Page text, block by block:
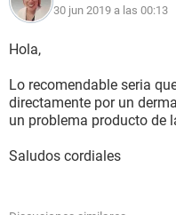
30 jun 2019 a las 00:13
Hola,
Lo recomendable seria
directamente por un
un problema producto de
Saludos cordiales